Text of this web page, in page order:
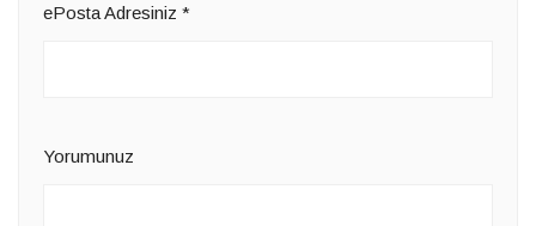
ePosta Adresiniz *
Yorumunuz